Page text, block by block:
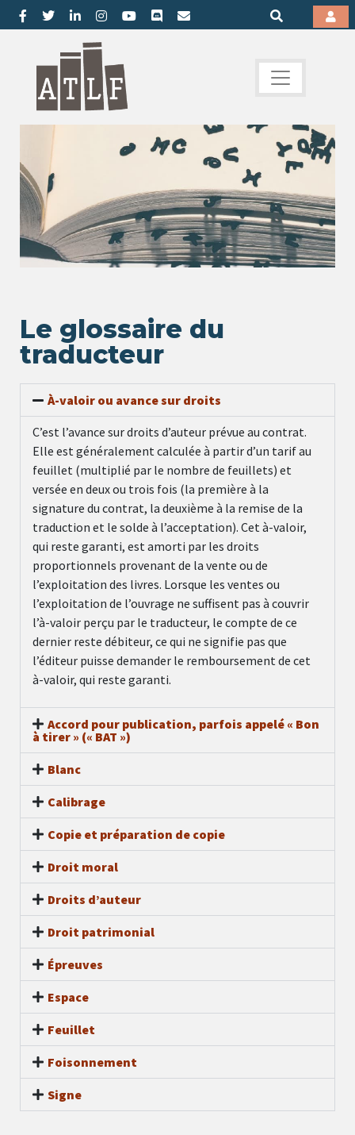
Le glossaire du
traducteur
À-valoir ou avance sur droits
C’est l’avance sur droits d’auteur prévue au contrat.
Elle est généralement calculée à partir d’un tarif au
feuillet (multiplié par le nombre de feuillets) et
versée en deux ou trois fois (la première à la
signature du contrat, la deuxième à la remise de la
traduction et le solde à l’acceptation). Cet à-valoir,
qui reste garanti, est amorti par les droits
proportionnels provenant de la vente ou de
l’exploitation des livres. Lorsque les ventes ou
l’exploitation de l’ouvrage ne suffisent pas à couvrir
l’à-valoir perçu par le traducteur, le compte de ce
dernier reste débiteur, ce qui ne signifie pas que
l’éditeur puisse demander le remboursement de cet
à-valoir, qui reste garanti.
Accord pour publication, parfois appelé « Bon
à tirer » (« BAT »)
Blanc
Calibrage
Copie et préparation de copie
Droit moral
Droits d’auteur
Droit patrimonial
Épreuves
Espace
Feuillet
Foisonnement
Signe